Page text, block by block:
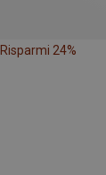
Risparmi 24%